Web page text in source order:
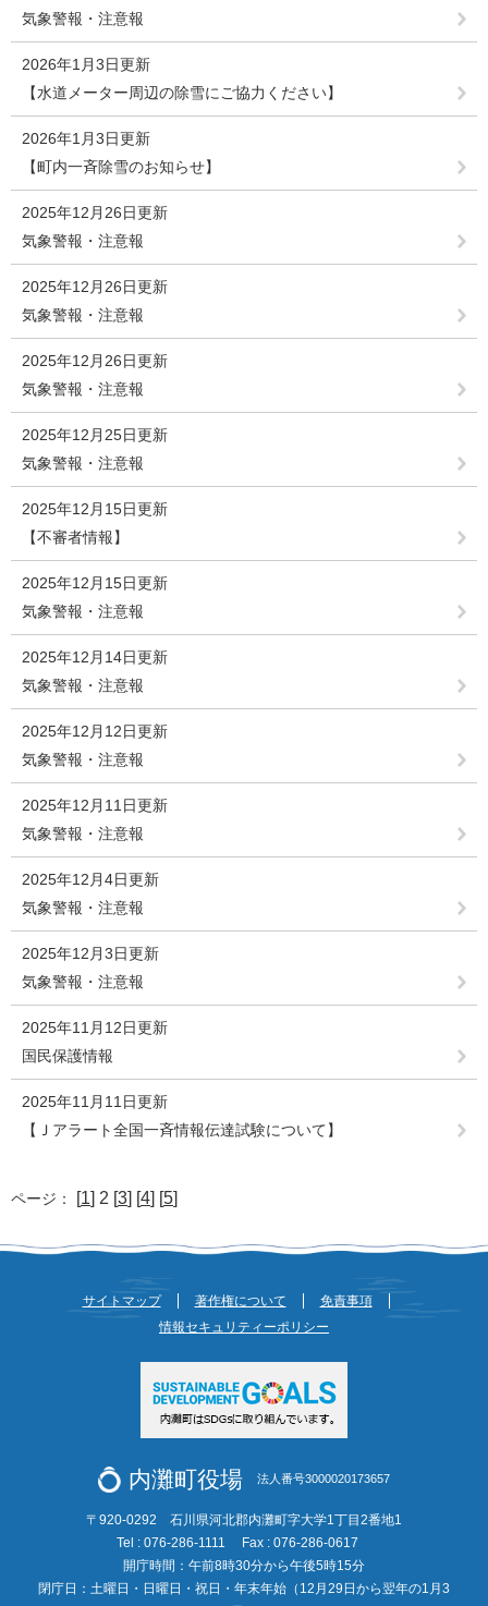
気象警報・注意報
2026年1月3日更新
【水道メーター周辺の除雪にご協力ください】
2026年1月3日更新
【町内一斉除雪のお知らせ】
2025年12月26日更新
気象警報・注意報
2025年12月26日更新
気象警報・注意報
2025年12月26日更新
気象警報・注意報
2025年12月25日更新
気象警報・注意報
2025年12月15日更新
【不審者情報】
2025年12月15日更新
気象警報・注意報
2025年12月14日更新
気象警報・注意報
2025年12月12日更新
気象警報・注意報
2025年12月11日更新
気象警報・注意報
2025年12月4日更新
気象警報・注意報
2025年12月3日更新
気象警報・注意報
2025年11月12日更新
国民保護情報
2025年11月11日更新
【Ｊアラート全国一斉情報伝達試験について】
ページ： [1] 2 [3] [4] [5]
サイトマップ 著作権について
免責事項
情報セキュリティーポリシー
内灘町役場 法人番号3000020173657
〒920-0292 石川県河北郡内灘町字大学1丁目2番地1
Tel : 076-286-1111
Fax : 076-286-0617
開庁時間：午前8時30分から午後5時15分
閉庁日：土曜日・日曜日・祝日・年末年始（12月29日から翌年の1月3